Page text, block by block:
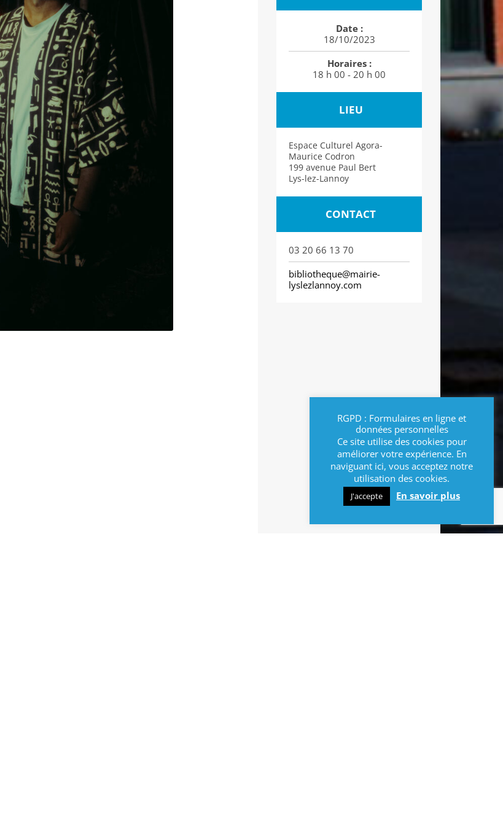
Date :
18/10/2023
Horaires :
18 h 00 - 20 h 00
LIEU
Espace Culturel Agora-
Maurice Codron
199 avenue Paul Bert
Lys-lez-Lannoy
CONTACT
03 20 66 13 70
bibliotheque@mairie-
lyslezlannoy.com
RGPD : Formulaires en ligne et
données personnelles
Ce site utilise des cookies pour
améliorer votre expérience. En
naviguant ici, vous acceptez notre
utilisation des cookies.
J'accepte En savoir plus